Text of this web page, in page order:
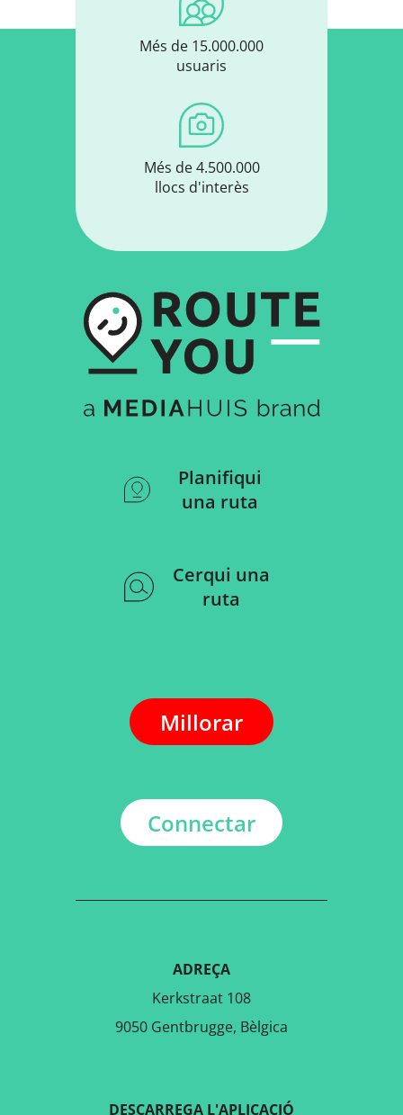
Més de 15.000.000
usuaris
Més de 4.500.000
llocs d'interès
Planifiqui
una ruta
Cerqui una
ruta
Millorar
Connectar
ADREÇA
Kerkstraat 108
9050 Gentbrugge, Bèlgica
DESCARREGA L'APLICACIÓ